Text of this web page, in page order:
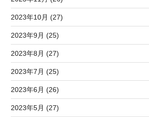
2023年10月 (27)
2023年9月 (25)
2023年8月 (27)
2023年7月 (25)
2023年6月 (26)
2023年5月 (27)